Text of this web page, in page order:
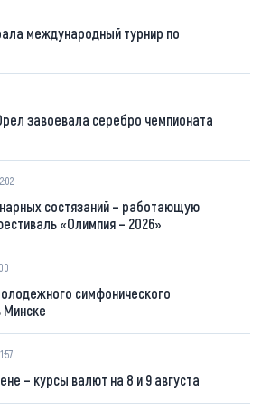
международный турнир по
завоевала серебро чемпионата
состязаний – работающую
«Олимпия – 2026»
симфонического
Минске
– курсы валют на 8 и 9 августа